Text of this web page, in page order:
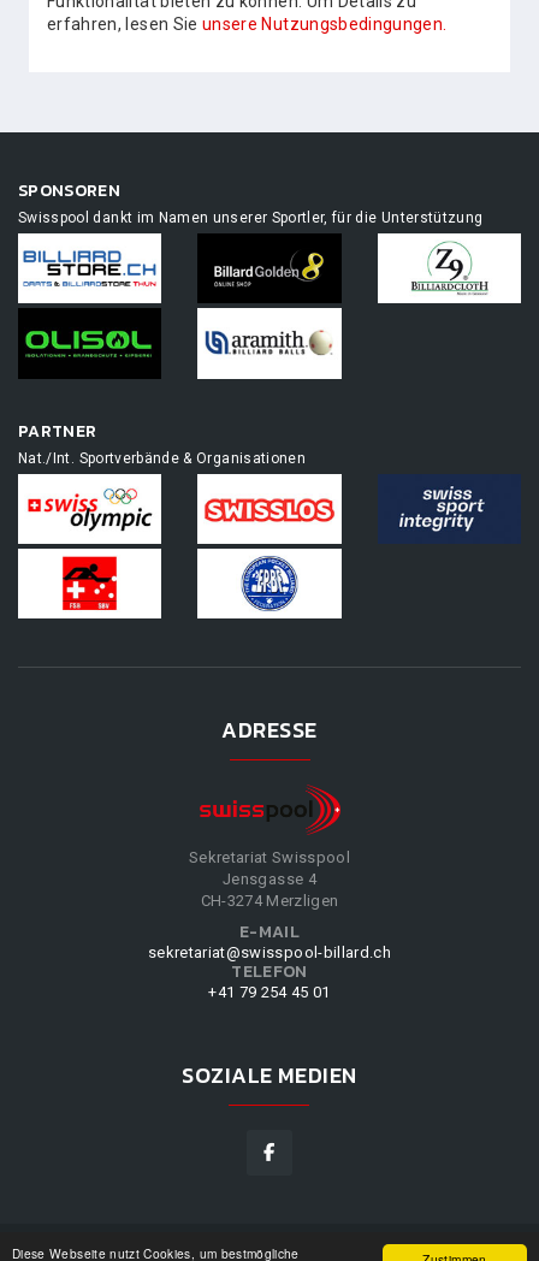
Diese Webseite nutzt Cookies, um bestmögliche
erfahren, lesen Sie unsere Nutzungsbedingungen.
SPONSOREN
Swisspool dankt im Namen unserer Sportler, für die Unterstützung
PARTNER
Nat./Int. Sportverbände & Organisationen
ADRESSE
Sekretariat Swisspool
Jensgasse 4
CH-3274 Merzligen
E-MAIL
sekretariat@swisspool-billard.ch
TELEFON
+41 79 254 45 01
SOZIALE MEDIEN